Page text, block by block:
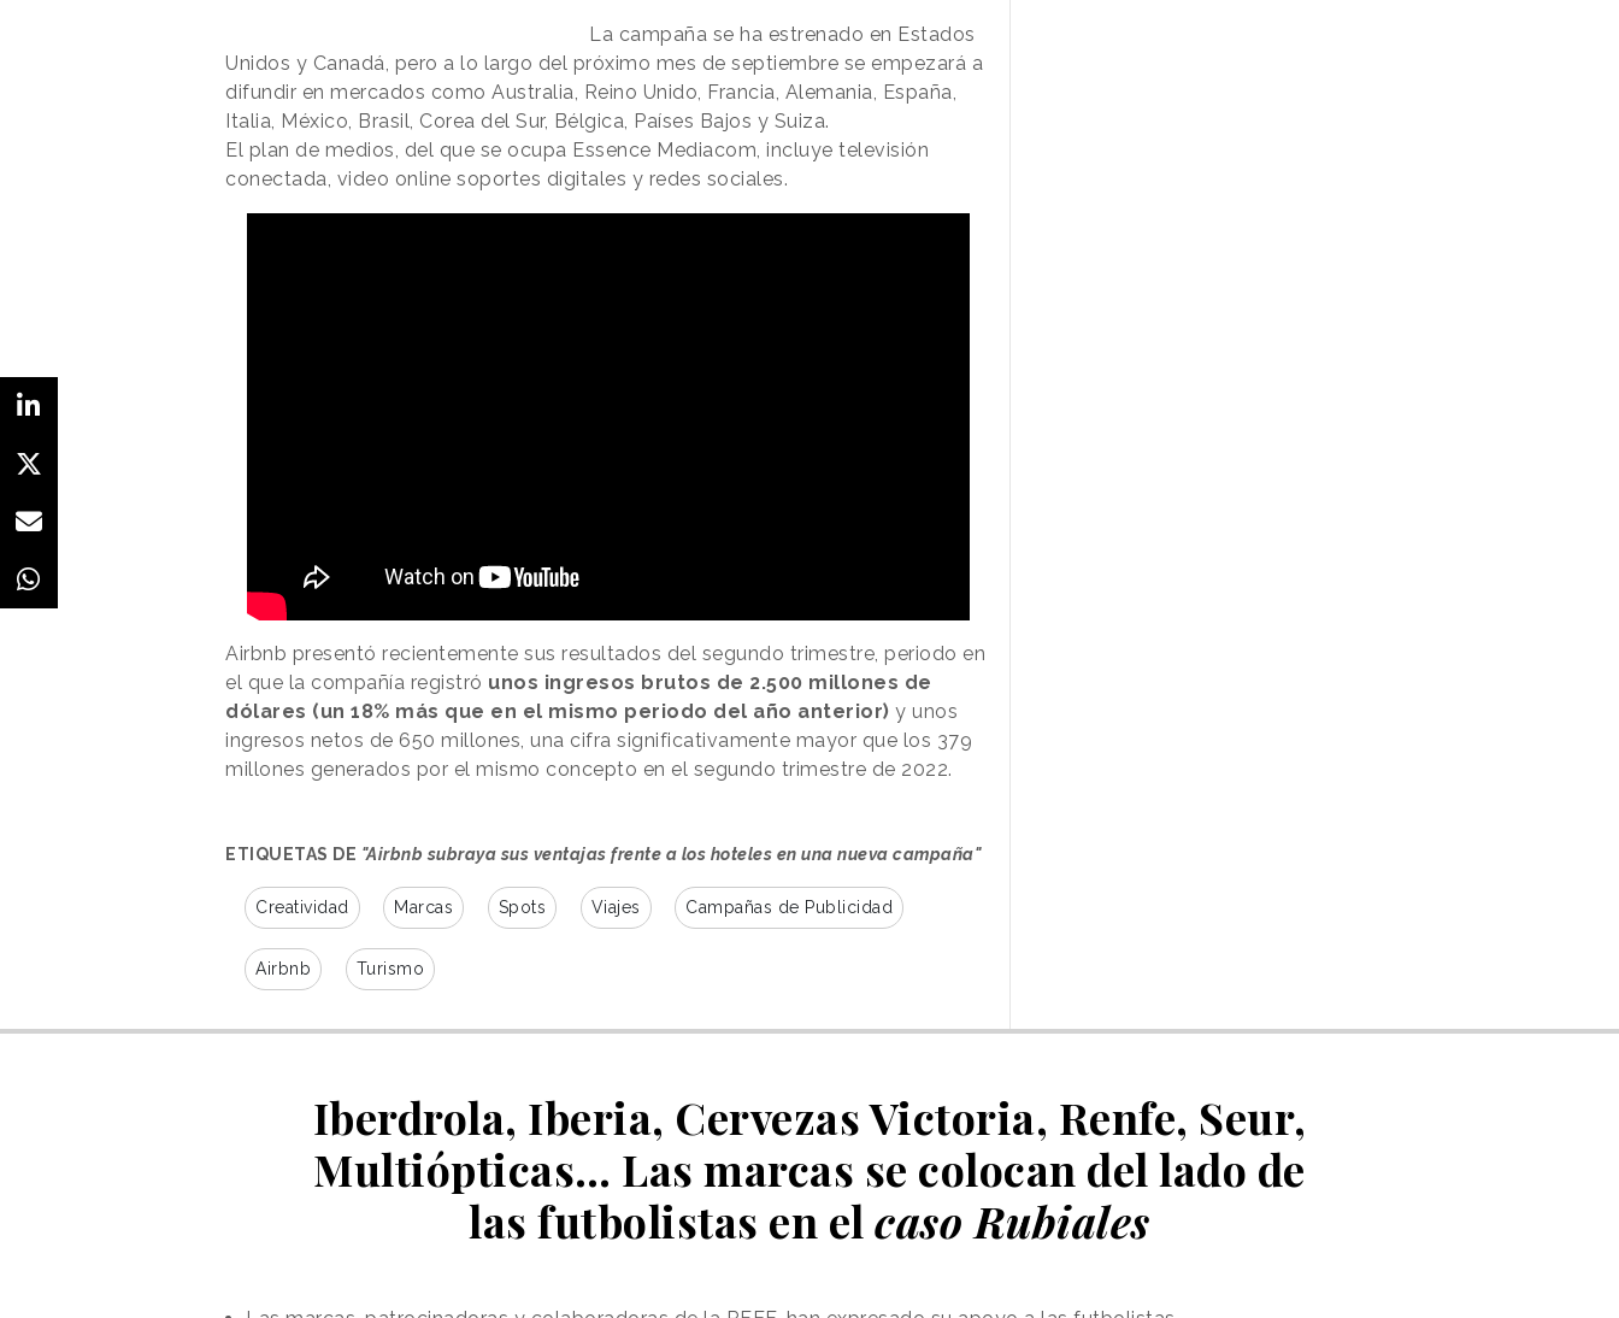
La campaña se ha estrenado en Estados
Unidos y Canadá, pero a lo largo del próximo mes de septiembre se empezará a
difundir en mercados como Australia, Reino Unido, Francia, Alemania, España,
Italia, México, Brasil, Corea del Sur, Bélgica, Países Bajos y Suiza.
El plan de medios, del que se ocupa Essence Mediacom, incluye televisión
conectada, video online soportes digitales y redes sociales.
Airbnb presentó recientemente sus resultados del segundo trimestre, periodo en
el que la compañía registró unos ingresos brutos de 2.500 millones de
dólares (un 18% más que en el mismo periodo del año anterior) y unos
ingresos netos de 650 millones, una cifra significativamente mayor que los 379
millones generados por el mismo concepto en el segundo trimestre de 2022.
ETIQUETAS DE "Airbnb subraya sus ventajas frente a los hoteles en una nueva campaña"
Creatividad Marcas Spots Viajes Campañas de Publicidad
Airbnb Turismo
Iberdrola, Iberia, Cervezas Victoria, Renfe, Seur,
Multiópticas… Las marcas se colocan del lado de
las futbolistas en elcaso Rubiales